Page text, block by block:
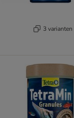
3 varianten